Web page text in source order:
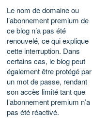
Le nom de domaine ou
l’abonnement premium de
ce blog n’a pas été
renouvelé, ce qui explique
cette interruption. Dans
certains cas, le blog peut
également être protégé par
un mot de passe, rendant
son accès limité tant que
l’abonnement premium n’a
pas été réactivé.